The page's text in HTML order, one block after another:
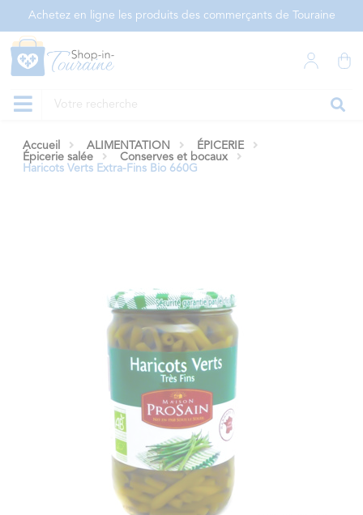
Achetez en ligne les produits des commerçants de Touraine
Accueil ALIMENTATION
ÉPICERIE
Épicerie salée
Conserves et bocaux
Haricots Verts Extra-Fins Bio 660G
Panneau de gestion des cookies